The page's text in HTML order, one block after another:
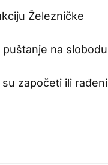
Železničke
na slobodu
započeti ili rađeni